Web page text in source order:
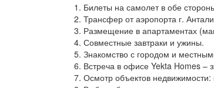
Билеты на самолет в обе
Трансфер от аэропорта г.
Размещение в апартаментах
Совместные завтраки и ужины.
Знакомство с городом и
Встреча в офисе Yekta Homes –
Осмотр объектов